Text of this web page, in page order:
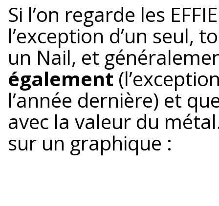
Si l’on regarde les
l’exception d’un seul,
un Nail, et
également
l’année dernière) et
avec la valeur du
sur un graphique :